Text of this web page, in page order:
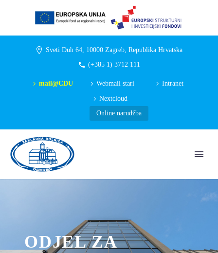
Sveti Duh 64, 10000 Zagreb, Republika Hrvatska
(+385 1) 3712 111
mail@CDU Webmail stari Intranet
Nextcloud
Online narudžba
ODJEL ZA